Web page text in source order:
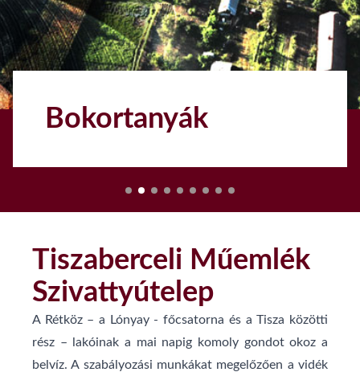
Bokortanyák
Tiszaberceli Műemlék
Szivattyútelep
A Rétköz – a Lónyay - főcsatorna és a Tisza közötti
rész – lakóinak a mai napig komoly gondot okoz a
belvíz. A szabályozási munkákat megelőzően a vidék